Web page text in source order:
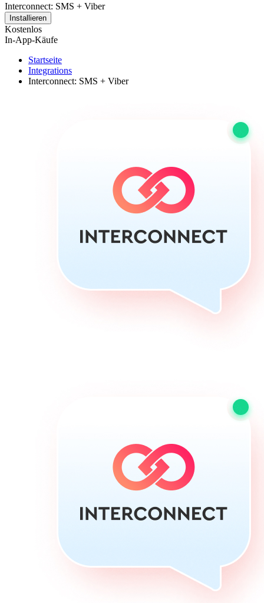
Interconnect: SMS + Viber
Installieren
Kostenlos
In-App-Käufe
Startseite
Integrations
Interconnect: SMS + Viber